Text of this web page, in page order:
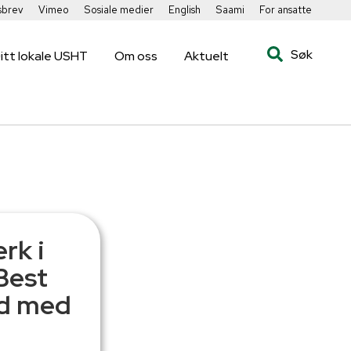
Vimeo Sosiale medier English Saami For ansatte
lokale USHT Om oss Aktuelt Søk
i
med